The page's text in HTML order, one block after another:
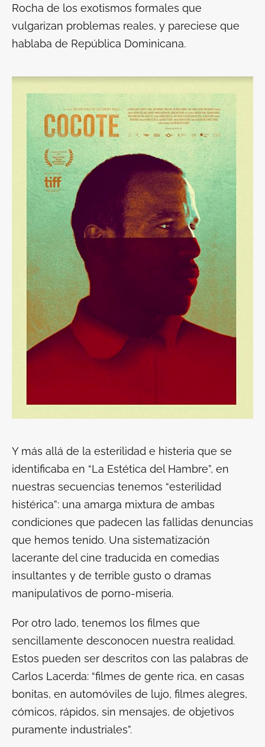
Rocha de los exotismos formales que
vulgarizan problemas reales, y pareciese que
hablaba de República Dominicana.
Y más allá de la esterilidad e histeria que se
identificaba en “La Estética del Hambre”, en
nuestras secuencias tenemos “esterilidad
histérica”: una amarga mixtura de ambas
condiciones que padecen las fallidas denuncias
que hemos tenido. Una sistematización
lacerante del cine traducida en comedias
insultantes y de terrible gusto o dramas
manipulativos de porno-miseria.
Por otro lado, tenemos los filmes que
sencillamente desconocen nuestra realidad.
Estos pueden ser descritos con las palabras de
Carlos Lacerda: “filmes de gente rica, en casas
bonitas, en automóviles de lujo, filmes alegres,
cómicos, rápidos, sin mensajes, de objetivos
puramente industriales”.